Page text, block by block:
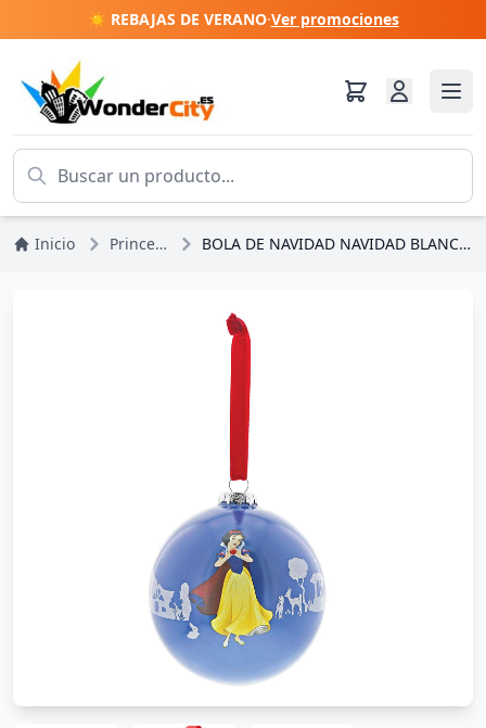
☀️ REBAJAS DE VERANO·Ver promociones
Inicio Princesas Disney BOLA DE NAVIDAD NAVIDAD BLANCANIEVES - DISNEY ENCHANTING